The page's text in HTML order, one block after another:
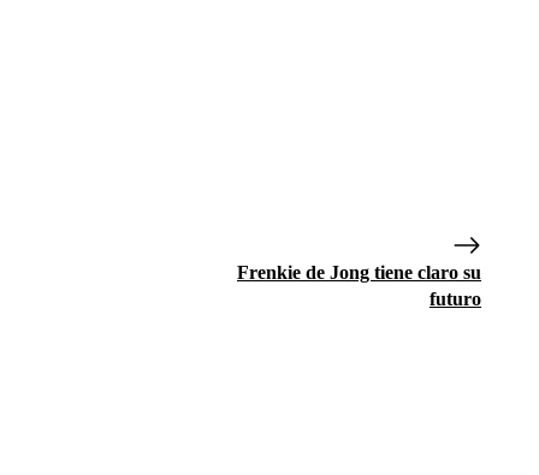
Frenkie de Jong tiene claro su
futuro